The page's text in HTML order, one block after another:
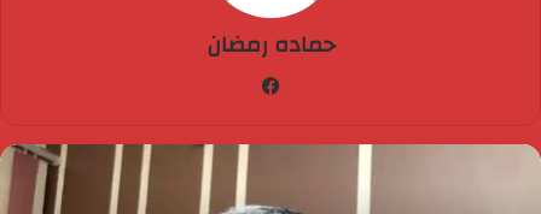
حماده رمضان